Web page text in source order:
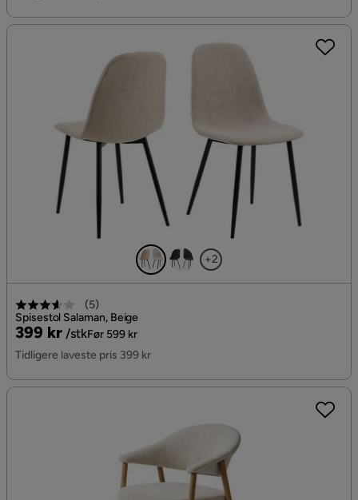
+2
(5)
Spisestol Salaman, Beige
Pris
399 kr /stk
Original
Pris
Før 599 kr
Tidligere laveste pris 399 kr